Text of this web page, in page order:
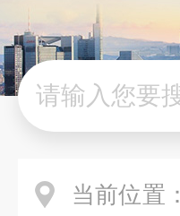
当前位置：